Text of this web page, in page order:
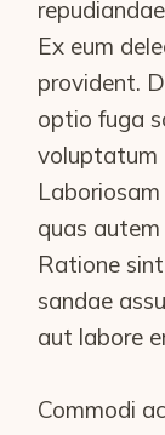
Ex eum
provident.
optio fuga
voluptatum
quas
Ratione
sandae
aut labore
Commodi